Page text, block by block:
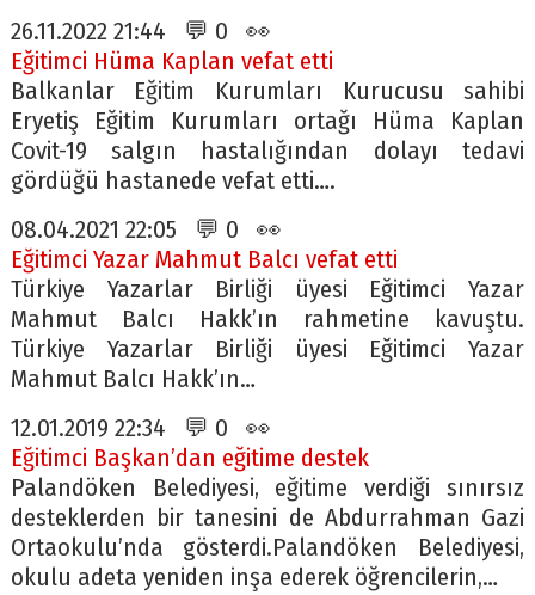
26.11.2022 21:44 💬 0 👀
Eğitimci Hüma Kaplan vefat etti
Balkanlar Eğitim Kurumları Kurucusu sahibi
Eryetiş Eğitim Kurumları ortağı Hüma Kaplan
Covit-19 salgın hastalığından dolayı tedavi
gördüğü hastanede vefat etti….
08.04.2021 22:05 💬 0 👀
Eğitimci Yazar Mahmut Balcı vefat etti
Türkiye Yazarlar Birliği üyesi Eğitimci Yazar
Mahmut Balcı Hakk’ın rahmetine kavuştu.
Türkiye Yazarlar Birliği üyesi Eğitimci Yazar
Mahmut Balcı Hakk’ın…
12.01.2019 22:34 💬 0 👀
Eğitimci Başkan’dan eğitime destek
Palandöken Belediyesi, eğitime verdiği sınırsız
desteklerden bir tanesini de Abdurrahman Gazi
Ortaokulu’nda gösterdi.Palandöken Belediyesi,
okulu adeta yeniden inşa ederek öğrencilerin,…